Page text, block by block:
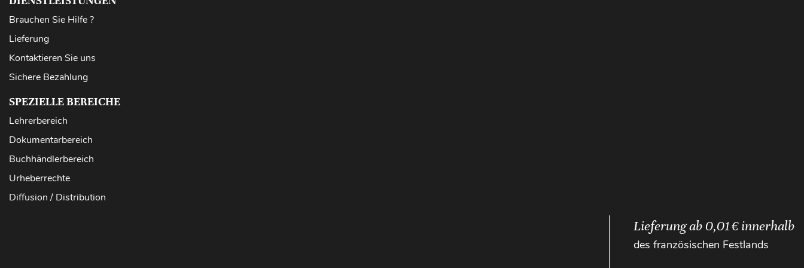
Brauchen Sie Hilfe ?
Lieferung
Kontaktieren Sie uns
Sichere Bezahlung
SPEZIELLE BEREICHE
Lehrerbereich
Dokumentarbereich
Buchhändlerbereich
Urheberrechte
Diffusion / Distribution
Lieferung ab 0,01 € innerhalb
des französischen Festlands